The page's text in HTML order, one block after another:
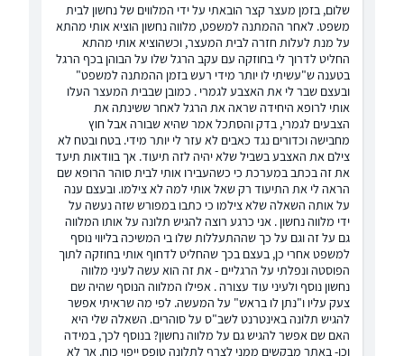
שלום, בזמן מעצר קצר הובאתי על ידי המלווים של נחשון לבית
משפט. לאחר ההמתנה למשפט, מלווה נחשון הוציא אותי מהתא
על מנת לעלות חזרה לבית המעצר, וכשהוציא אותי מהתא
החליט לדרוך לי בחוזקה עם עקב הרגל שלו על הבוהן בכף הרגל
בטענה ש"עשיתי לו יותר מידי רעש בזמן ההמתנה למשפט"
ובעצם שבר לי את האצבע לגמרי . כמובן שבבית המעצר העלו
אותי לרופא היחידה שראה את הרגל לאחר ששינתה את
הצבעים לגמרי, בדק והסתכל אמר שהיא שבורה אבל חוץ
מחבישה וכדורים נגד כאבים לא עזר לי יותר מידי. בטח ובטח לא
צילם את האצבע בשביל שלא יהיה לזה תיעוד. אך בוודאות תיעד
את זה בכתב במערכת כי כשהעבירו אותי לבית סוהר הרופא שם
הראה לי את התיעוד רק שאל אותי למה לא צילמו. ובעצם ענה
על אותה השאלה שלא צילמו כי כתבו במפורש שזה נעשה על
ידי מלווה נחשון . אני כרגע רוצה להגיש תלונה על אותו המלווה
גם על זה וגם על כך שההתעללות שלו בי המשיכה בליווי נוסף
למשפט אחרי כן, בעצם בכך שהחליט לדחוף אותי בחוזקה לתוך
הפוסטה ונפלתי על הרגליים - את זה הוא עשה לעיני מלווה
נחשון נוסף ולעיני עוד עצורה . אפילו המלווה הנוסף שהיה שם
צעק עליו ו"נתן לו בראש" על המעשה. לפי מה שראיתי אפשר
להגיש תלונה באינטרנט לשב"ס על סוהרים. השאלה שלי היא
האם שם אפשר להגיש גם על מלווה נחשון? בנוסף לכך, במידה
וכן- באתר מבקשים ממני לצרף לתלונה טופס ייפוי כוח. אך לא